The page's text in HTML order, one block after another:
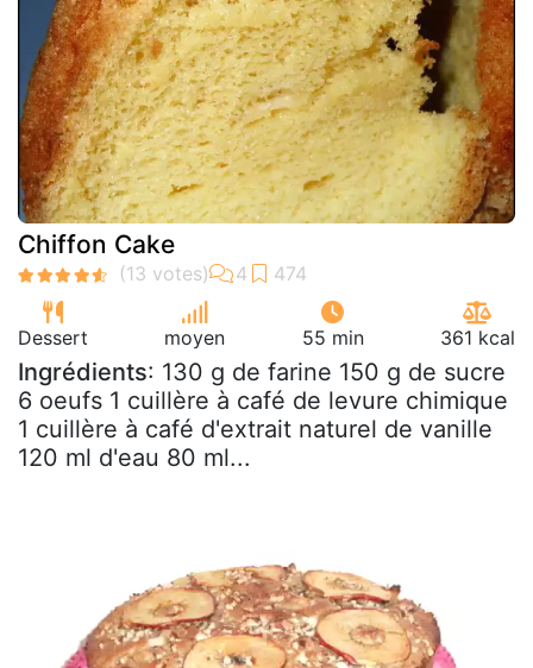
Chiffon Cake
Dessert moyen 55 min 361 kcal
Ingrédients: 130 g de farine 150 g de sucre
6 oeufs 1 cuillère à café de levure chimique
1 cuillère à café d'extrait naturel de vanille
120 ml d'eau 80 ml...